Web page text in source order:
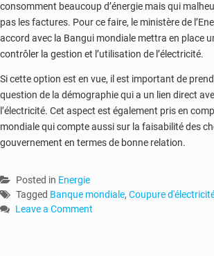
consomment beaucoup d’énergie mais qui
pas les factures. Pour ce faire, le ministère de
accord avec la Bangui mondiale mettra en place
contrôler la gestion et l’utilisation de l’électricité.
Si cette option est en vue, il est important de
question de la démographie qui a un lien direct
l’électricité. Cet aspect est également pris en
mondiale qui compte aussi sur la faisabilité des
gouvernement en termes de bonne relation.
Posted in Energie
Tagged Banque mondiale, Coupure
Leave a Comment